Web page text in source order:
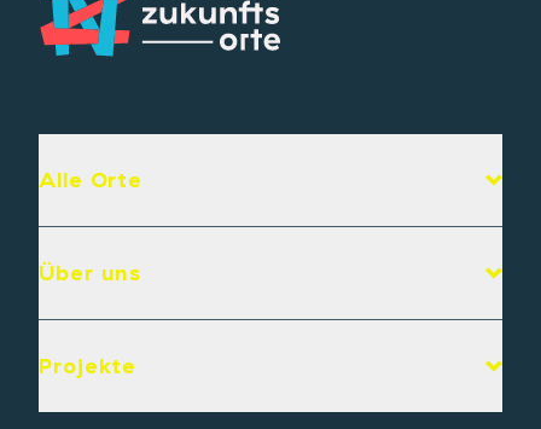
Alle Orte
Über uns
Projekte